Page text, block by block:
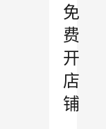
免
费
开
店
铺